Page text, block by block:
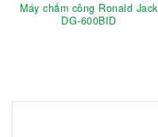
Máy chấm công Ronald Jack
DG-600BID